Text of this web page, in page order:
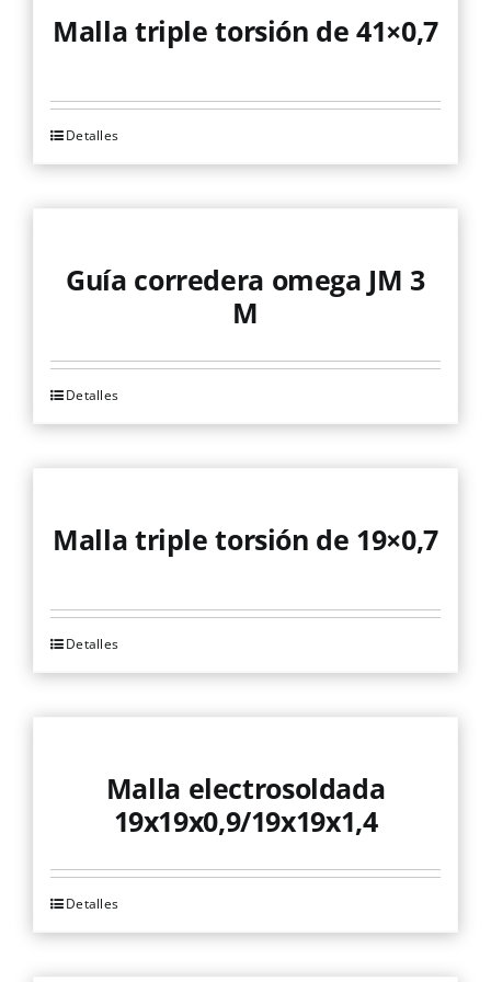
página
Malla triple torsión de 41×0,7
Detalles
Guía corredera omega JM 3
M
Detalles
Malla triple torsión de 19×0,7
Este
producto
tiene
variantes.
opciones
se
pueden
elegir
Detalles
Malla electrosoldada
19x19x0,9/19x19x1,4
Este
producto
tiene
Detalles